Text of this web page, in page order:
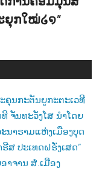
ຍຸກໃໝ່໒໑”
ຄຸນກະຕັນຍູກະຕະເວທີ
ຈັນທະວັງໂສ ນຳໂດຍ
ນາຣາມແຫ່ງເມືອງບຸດ
ສ ປະເທດຝຣັ່ງເສດ”
າຈານ ສໍ.ເມືອງ